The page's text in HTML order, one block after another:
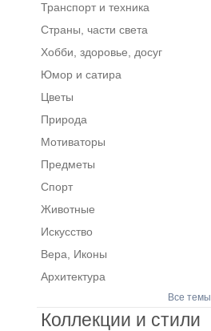
Транспорт и техника
Страны, части света
Хобби, здоровье, досуг
Юмор и сатира
Цветы
Природа
Мотиваторы
Предметы
Спорт
Животные
Искусство
Вера, Иконы
Архитектура
Все темы
Коллекции и стили